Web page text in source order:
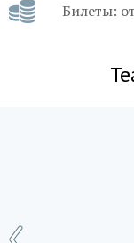
Билеты: